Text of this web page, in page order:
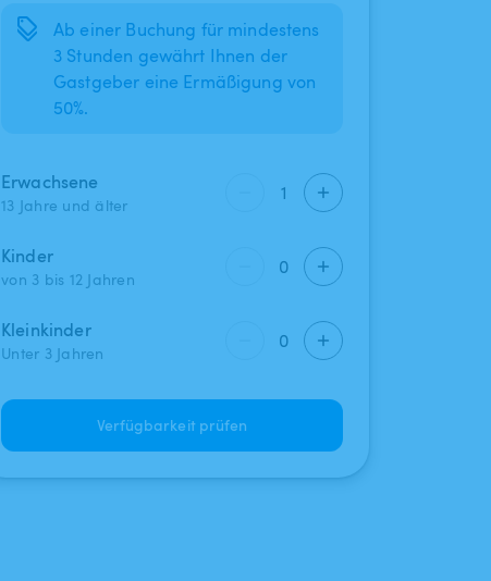
Ab einer Buchung für mindestens
3 Stunden gewährt Ihnen der
Gastgeber eine Ermäßigung von
50%.
Erwachsene
13 Jahre und älter
1
Kinder
von 3 bis 12 Jahren
0
Kleinkinder
Unter 3 Jahren
0
Verfügbarkeit prüfen